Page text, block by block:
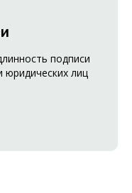
подписи
юридических лиц